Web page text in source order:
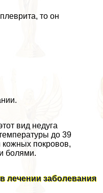
то он
вид недуга
до 39
кожных покровов,
болями.
лечении заболевания